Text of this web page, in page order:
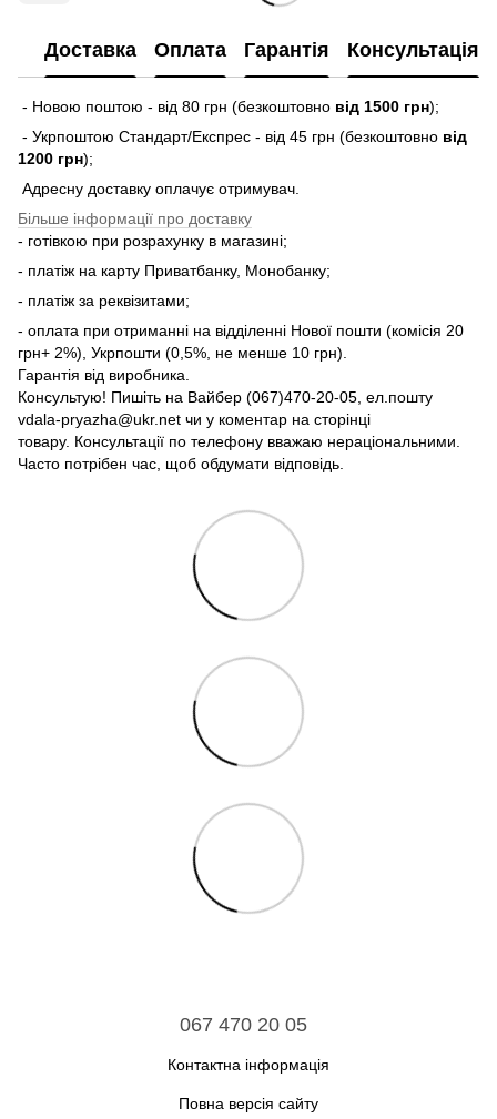
Доставка Оплата Гарантія Консультація
- Новою поштою - від 80 грн (безкоштовно від 1500 грн);
- Укрпоштою Стандарт/Експрес - від 45 грн (безкоштовно від
1200 грн);
Адресну доставку оплачує отримувач.
Більше інформації про доставку
- готівкою при розрахунку в магазині;
- платіж на карту Приватбанку, Монобанку;
- платіж за реквізитами;
- оплата при отриманні на відділенні Нової пошти (комісія 20
грн+ 2%), Укрпошти (0,5%, не менше 10 грн).
Гарантія від виробника.
Консультую! Пишіть на Вайбер (067)470-20-05, ел.пошту
vdala-pryazha@ukr.net чи у коментар на сторінці
товару. Консультації по телефону вважаю нераціональними.
Часто потрібен час, щоб обдумати відповідь.
067 470 20 05
Контактна інформація
Повна версія сайту